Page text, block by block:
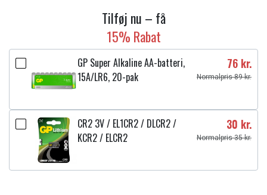
Tilføj nu – få
15% Rabat
GP Super Alkaline AA-batteri,
15A/LR6, 20-pak
76 kr.
Normalpris 89 kr.
CR2 3V / EL1CR2 / DLCR2 /
KCR2 / ELCR2
30 kr.
Normalpris 35 kr.